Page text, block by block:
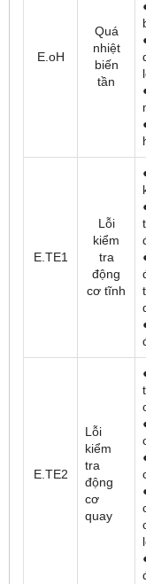
E.oH
Quá
nhiệt
biến
tần
E.TE1
Lỗi
kiểm
tra
động
cơ tĩnh
E.TE2
Lỗi
kiểm
tra
động
cơ
quay